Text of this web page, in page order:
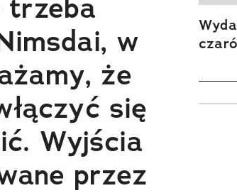
trzeba
w
że
się
Wyjścia
przez